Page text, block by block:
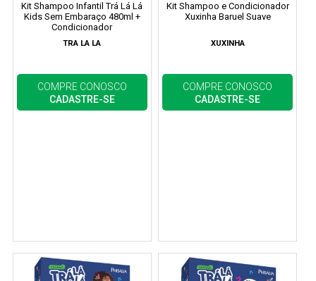
Kit Shampoo Infantil Trá Lá Lá
Kids Sem Embaraço 480ml +
Condicionador
TRA LA LA
COMPRE CONOSCO
CADASTRE-SE
Kit Shampoo e Condicionador
Xuxinha Baruel Suave
XUXINHA
COMPRE CONOSCO
CADASTRE-SE